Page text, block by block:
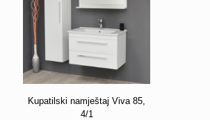
Kupatilski namještaj Viva 85,
4/1